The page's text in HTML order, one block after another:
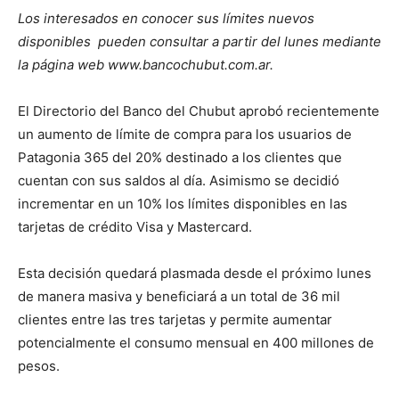
Los interesados en conocer sus límites nuevos
disponibles pueden consultar a partir del lunes mediante
la página web www.bancochubut.com.ar.
El Directorio del Banco del Chubut aprobó recientemente
un aumento de límite de compra para los usuarios de
Patagonia 365 del 20% destinado a los clientes que
cuentan con sus saldos al día. Asimismo se decidió
incrementar en un 10% los límites disponibles en las
tarjetas de crédito Visa y Mastercard.
Esta decisión quedará plasmada desde el próximo lunes
de manera masiva y beneficiará a un total de 36 mil
clientes entre las tres tarjetas y permite aumentar
potencialmente el consumo mensual en 400 millones de
pesos.